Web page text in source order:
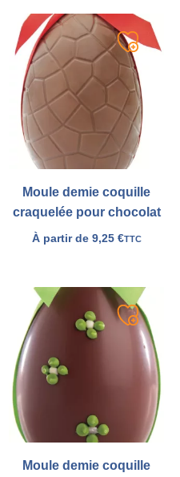
Moule demie coquille
craquelée pour chocolat
À partir de 9,25 €TTC
Ajouter
à
ma
liste
Moule demie coquille
Ajouter
liste